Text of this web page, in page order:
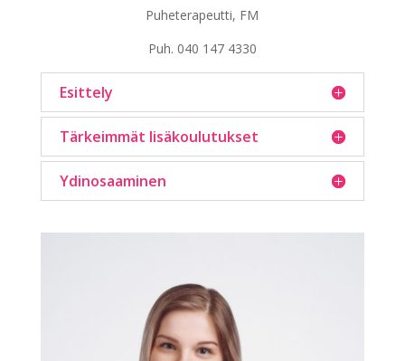
Puheterapeutti, FM
Puh. 040 147 4330
Esittely
Tärkeimmät lisäkoulutukset
Ydinosaaminen